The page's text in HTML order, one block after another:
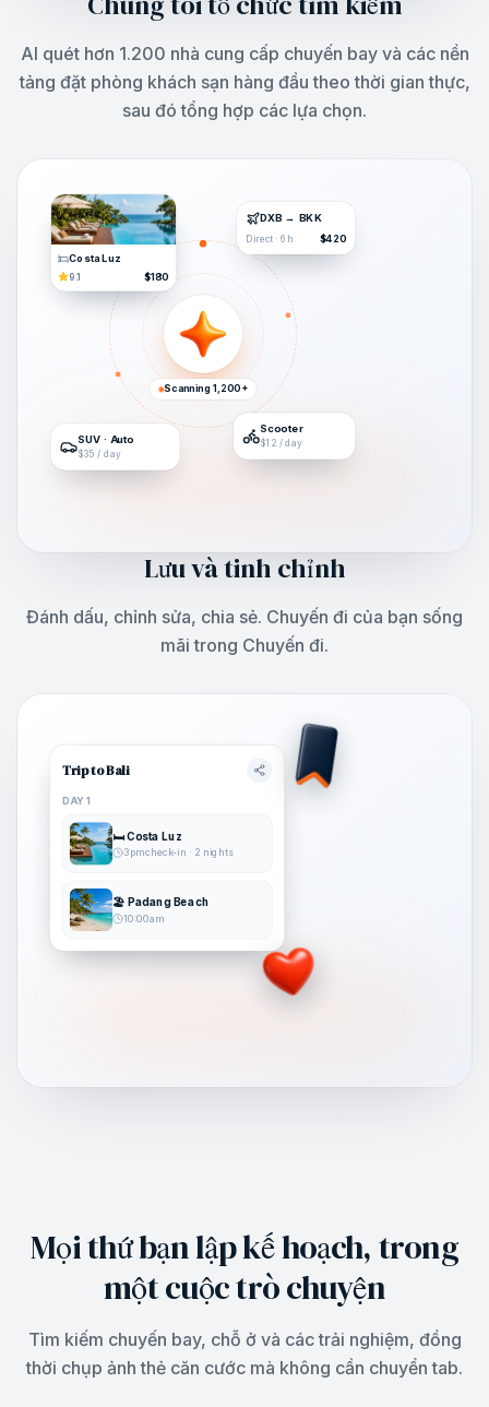
AI quét hơn 1.200 nhà cung cấp chuyến bay và các nền
tảng đặt phòng khách sạn hàng đầu theo thời gian thực,
sau đó tổng hợp các lựa chọn.
Costa Luz
9.1 $180
DXB → BKK
Direct · 6h $420
SUV · Auto
$35 / day
Scooter
$12 / day
Scanning 1,200+
Lưu và tinh chỉnh
Đánh dấu, chỉnh sửa, chia sẻ. Chuyến đi của bạn sống
mãi trong Chuyến đi.
Trip to Bali
DAY 1
🛏️ Costa Luz
3pm check-in · 2 nights
🏖️ Padang Beach
10:00am
Mọi thứ bạn lập kế hoạch, trong
một cuộc trò chuyện
Tìm kiếm chuyến bay, chỗ ở và các trải nghiệm, đồng
thời chụp ảnh thẻ căn cước mà không cần chuyển tab.